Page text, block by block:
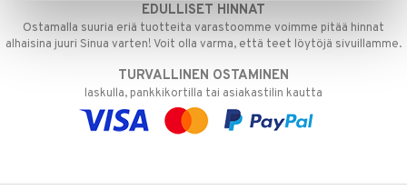
EDULLISET HINNAT
Ostamalla suuria eriä tuotteita varastoomme voimme pitää hinnat
alhaisina juuri Sinua varten! Voit olla varma, että teet löytöjä sivuillamme.
TURVALLINEN OSTAMINEN
laskulla, pankkikortilla tai asiakastilin kautta